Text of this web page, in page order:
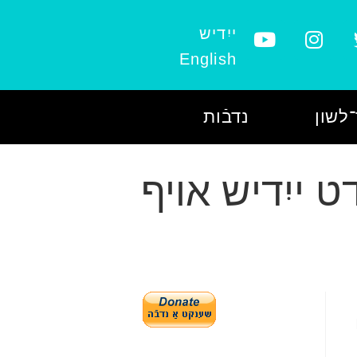
ייִדיש
English
נדבֿות
ייִדיש אויף